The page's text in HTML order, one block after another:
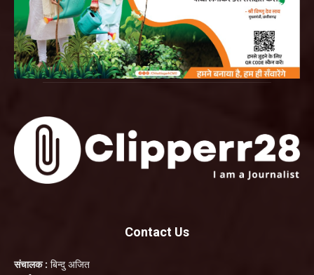
Contact Us
संचालक : बिन्दु अजित